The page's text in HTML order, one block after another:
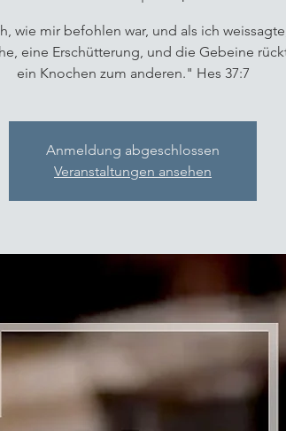
wie mir befohlen war, und als ich
eine Erschütterung, und die Gebeine
ein Knochen zum anderen." Hes 37:7
Anmeldung abgeschlossen
Veranstaltungen ansehen